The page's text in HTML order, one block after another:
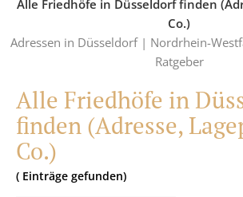
Alle Friedhöfe in Düsseldorf finden
Co.)
Adressen in Düsseldorf | Nordrhein-
Ratgeber
Alle Friedhöfe in
finden (Adresse,
Co.)
( Einträge gefunden)